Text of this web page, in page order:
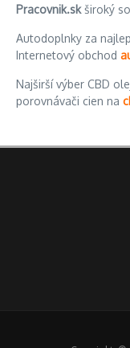
Pracovnik.skširoký
Autodoplnky za
Internetový obchod
Najširší výber CBD
porovnávači cien na